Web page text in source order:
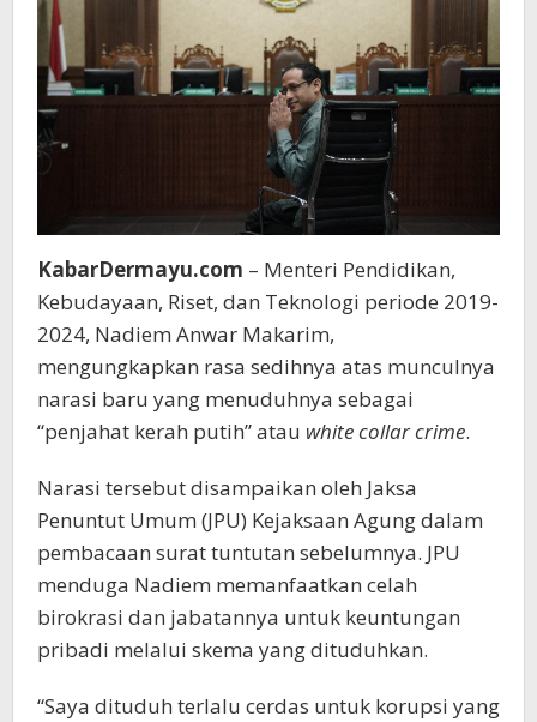
KabarDermayu.com – Menteri Pendidikan,
Kebudayaan, Riset, dan Teknologi periode 2019-
2024, Nadiem Anwar Makarim,
mengungkapkan rasa sedihnya atas munculnya
narasi baru yang menuduhnya sebagai
“penjahat kerah putih” atau white collar crime.
Narasi tersebut disampaikan oleh Jaksa
Penuntut Umum (JPU) Kejaksaan Agung dalam
pembacaan surat tuntutan sebelumnya. JPU
menduga Nadiem memanfaatkan celah
birokrasi dan jabatannya untuk keuntungan
pribadi melalui skema yang dituduhkan.
“Saya dituduh terlalu cerdas untuk korupsi yang